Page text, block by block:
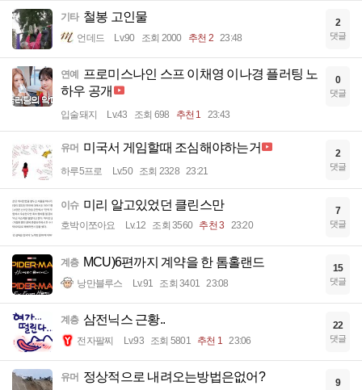
기타 철봉 고인물
언데드 Lv.90 조회 2000 추천 2 23:48
2
댓글
연예
프로미스나인 스프 이채영 이나경 플러팅 노
하우 공개
입술돼지 Lv.43 조회 698 추천 1 23:43
0
댓글
유머 미국서 게임할때 조심해야하는거
하루5프로 Lv.50 조회 2328 23:21
2
댓글
이슈 미리 알고있었던 클린스만
호박이쪼아요 Lv.12 조회 3560 추천 3 23:20
7
댓글
계층 MCU)6편까지 계약을 한 톰홀랜드
낭만블루스 Lv.91 조회 3401 23:08
15
댓글
계층 삼전닉스 근황..
전자팔찌 Lv.93 조회 5801 추천 1 23:06
22
댓글
유머 정상적으로 내려오는방법은없어? 9